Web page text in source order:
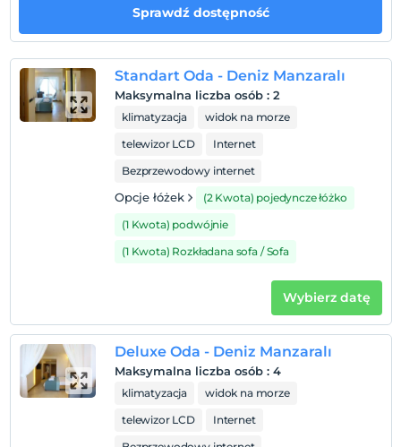
kum, deniz derinliği güvenli şekilde sığdır.
Pokaż na mapie
Zameldować się
Wymeldować się
Zwierzęta są dozwolone. Żadnych dodatkowych opłat.
Zakaz palenia w pokoju
Dzieci)
Niemowlęta do wieku do 2 są bezpłatne.
Sprawdź dostępność
Standart Oda - Deniz Manzaralı
Maksymalna liczba osób : 2
klimatyzacja
widok na morze
telewizor LCD
Internet
Bezprzewodowy internet
Opcje łóżek
(2 Kwota) pojedyncze łóżko
(1 Kwota) podwójnie
(1 Kwota) Rozkładana sofa / Sofa
Wybierz datę
Deluxe Oda - Deniz Manzaralı
Maksymalna liczba osób : 4
klimatyzacja
widok na morze
telewizor LCD
Internet